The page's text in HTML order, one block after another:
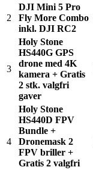
2
DJI Mini 5 Pro
Fly More Combo
inkl. DJI RC2
3
Holy Stone
HS440G GPS
drone med 4K
kamera + Gratis
2 stk. valgfri
gaver
4
Holy Stone
HS440D FPV
Bundle +
Dronemask 2
FPV briller +
Gratis 2 valgfri